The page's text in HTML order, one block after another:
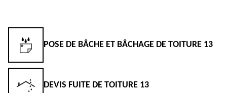
POSE DE BÂCHE ET BÂCHAGE DE TOITURE 13
DEVIS FUITE DE TOITURE 13